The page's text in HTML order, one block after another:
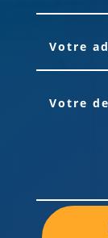
Alternative: